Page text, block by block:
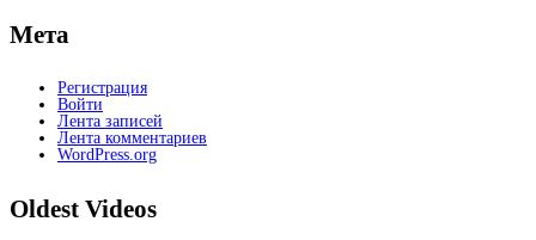
Мета
Регистрация
Войти
Лента записей
Лента комментариев
WordPress.org
Oldest Videos